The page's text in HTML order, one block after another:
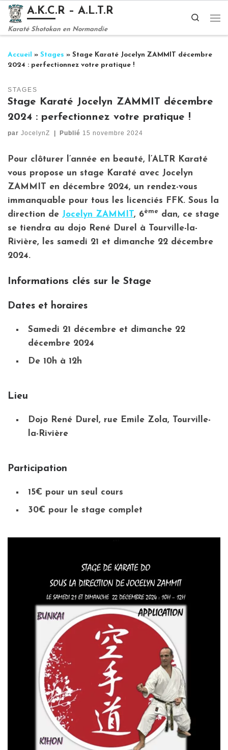
Passer au contenu
A.K.C.R – A.L.T.R
Karaté Shotokan en Normandie
Search
Accueil » Stages » Stage Karaté Jocelyn ZAMMIT décembre
2024 : perfectionnez votre pratique !
STAGES
Stage Karaté Jocelyn ZAMMIT décembre
2024 : perfectionnez votre pratique !
par JocelynZ | Publié 15 novembre 2024
Pour clôturer l’année en beauté, l’ALTR Karaté
vous propose un stage Karaté avec Jocelyn
ZAMMIT en décembre 2024, un rendez-vous
immanquable pour tous les licenciés FFK. Sous la
direction de Jocelyn ZAMMIT , 6ème dan, ce stage
se tiendra au dojo René Durel à Tourville-la-
Rivière, les samedi 21 et dimanche 22 décembre
2024.
Informations clés sur le Stage
Dates et horaires
Samedi 21 décembre et dimanche 22
décembre 2024
De 10h à 12h
Lieu
Dojo René Durel , rue Emile Zola, Tourville-
la-Rivière
Participation
15€ pour un seul cours
30€ pour le stage complet